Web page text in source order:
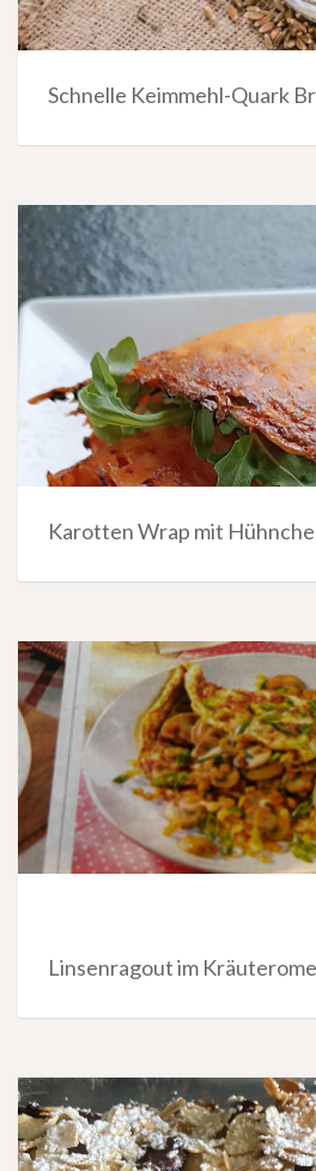
Schnelle Keimmehl-Quark
Karotten Wrap mit
Linsenragout im